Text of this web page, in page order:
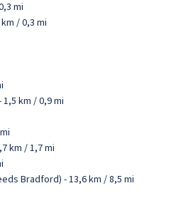
mi
/ 0,3 mi
km / 0,9 mi
km / 1,7 mi
Bradford) - 13,6 km / 8,5 mi